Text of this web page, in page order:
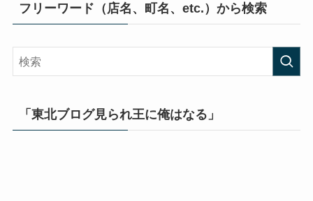
フリーワード（店名、町名、etc.）から検索
「東北ブログ見られ王に俺はなる」